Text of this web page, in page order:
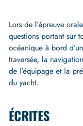
Lors de l’épreuve
questions portant sur
océanique à bord
traversée, la
de l’équipage et la
du yacht.
ÉCRITES